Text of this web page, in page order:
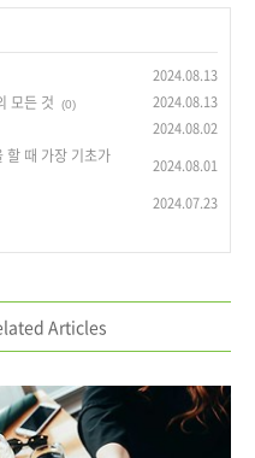
2024.08.13
모든 것 (0) 2024.08.13
2024.08.02
할 때 가장 기초가
2024.08.01
2024.07.23
Articles